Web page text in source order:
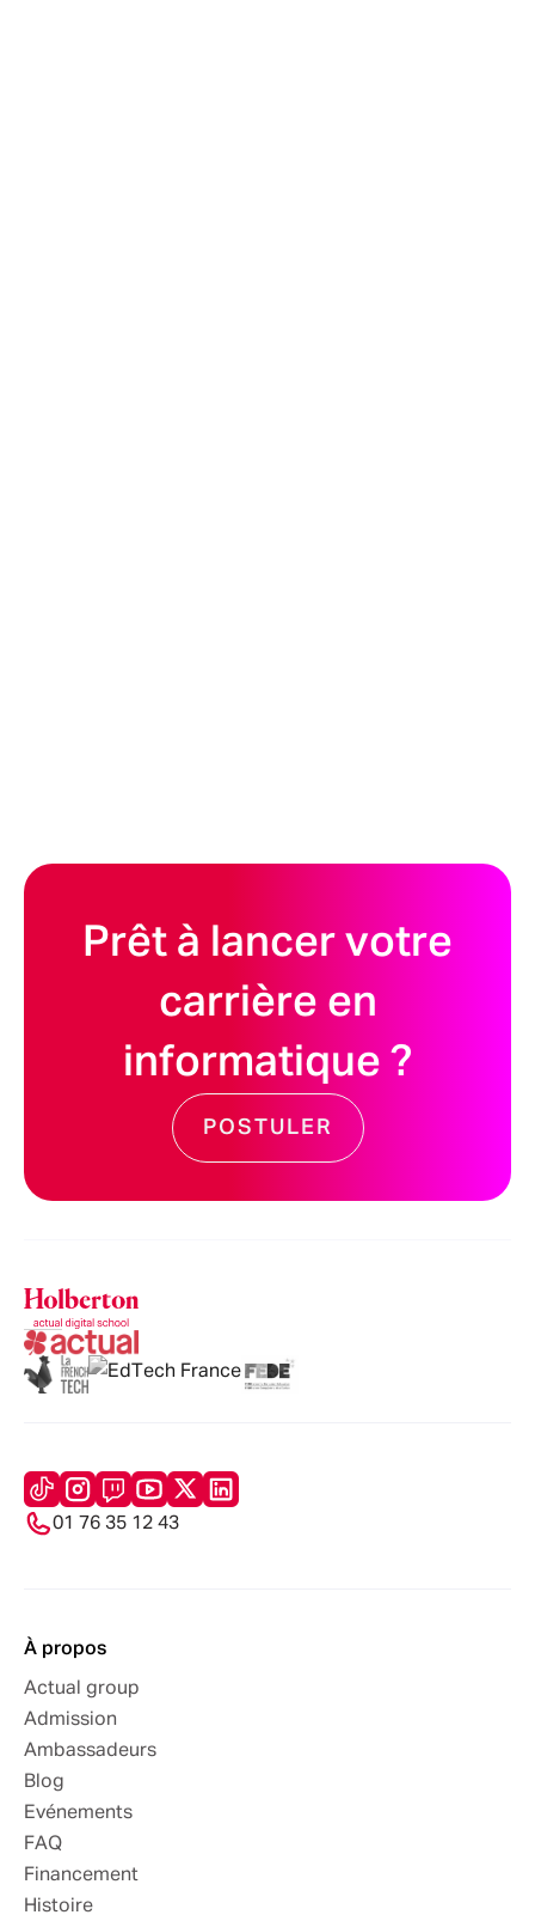
Prêt à lancer votre
carrière en
informatique ?
POSTULER
01 76 35 12 43
À propos
Actual group
Admission
Ambassadeurs
Blog
Evénements
FAQ
Financement
Histoire